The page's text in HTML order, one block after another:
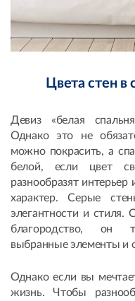
Цвета стен в
Девиз «белая
Однако это не
можно покрасить, а
белой, если цвет
разнообразят
характер. Серые
элегантности и стиля.
благородство, он
выбранные элементы и
Однако если вы
жизнь. Чтобы